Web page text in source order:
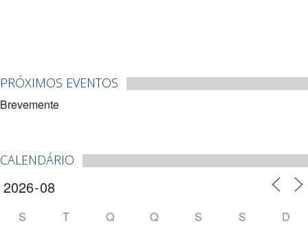
PRÓXIMOS EVENTOS
Brevemente
CALENDÁRIO
S T Q Q S S D